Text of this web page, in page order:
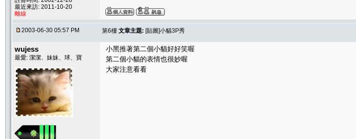
最近來訪: 2011-10-20
離線
2003-06-30 05:57 PM 第6樓 文章主題: [貼圖]小貓3P秀
wujess
最愛: 潔潔、妹妹、球、寶
小黑推著第二個小貓好好笑喔
第二個小貓的表情也很妙喔
大家注意看看